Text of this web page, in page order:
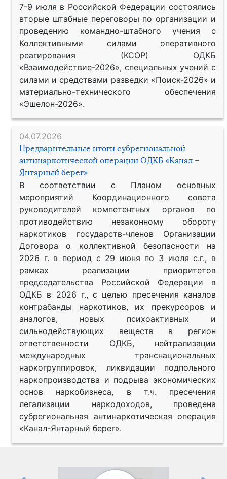
7-9 июля в Российской Федерации состоялись
вторые штабные переговоры по организации и
проведению командно-штабного учения с
Коллективными силами оперативного
реагирования (КСОР) ОДКБ
«Взаимодействие-2026», специальных учений с
силами и средствами разведки «Поиск-2026» и
материально-технического обеспечения
«Эшелон-2026».
04.07.2026
Предварительные итоги субрегиональной
антинаркотической операции ОДКБ «Канал –
Янтарный берег»
В соответствии с Планом основных
мероприятий Координационного совета
руководителей компетентных органов по
противодействию незаконному обороту
наркотиков государств-членов Организации
Договора о коллективной безопасности на
2026 г. в период с 29 июня по 3 июля с.г., в
рамках реализации приоритетов
председательства Российской Федерации в
ОДКБ в 2026 г., с целью пресечения каналов
контрабанды наркотиков, их прекурсоров и
аналогов, новых психоактивных и
сильнодействующих веществ в регион
ответственности ОДКБ, нейтрализации
международных транснациональных
наркогруппировок, ликвидации подпольного
наркопроизводства и подрыва экономических
основ наркобизнеса, в т.ч. пресечения
легализации наркодоходов, проведена
субрегиональная антинаркотическая операция
«Канал-Янтарный берег».